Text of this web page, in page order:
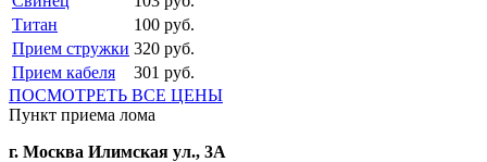
Титан
100 руб.
Прием стружки 320 руб.
Прием кабеля
301 руб.
ПОСМОТРЕТЬ ВСЕ ЦЕНЫ
Пункт приема лома
г. Москва Илимская ул., 3А